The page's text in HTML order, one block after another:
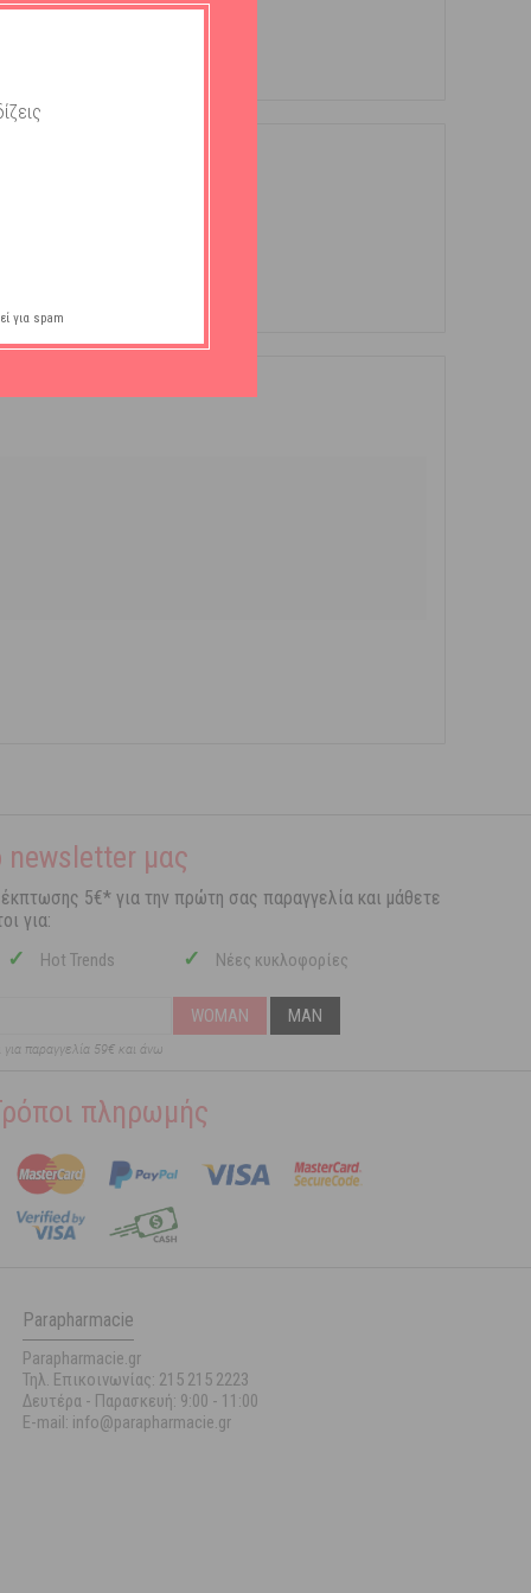
newsletter μας
5€* για την πρώτη σας παραγγελία και μάθετε
για:
✓ Hot Trends ✓ Νέες κυκλοφορίες
WOMAN MAN
για παραγγελία 59€ και άνω
πληρωμής
Parapharmacie
Parapharmacie.gr
Τηλ. Επικοινωνίας: 215 215 2223
Δευτέρα - Παρασκευή: 9:00 - 11:00
E-mail: info@parapharmacie.gr
για spam